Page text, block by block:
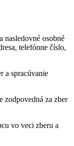
nasledovné osobné
telefónne číslo,
a spracúvanie
zodpovedná za zber
vo veci zberu a